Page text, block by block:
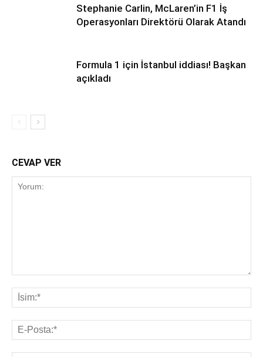
Stephanie Carlin, McLaren’in F1 İş
Operasyonları Direktörü Olarak Atandı
Formula 1 için İstanbul iddiası! Başkan
açıkladı
CEVAP VER